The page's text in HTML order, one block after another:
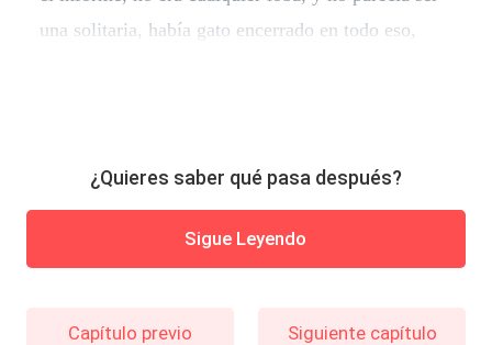
una solitaria, había gato encerrado en todo eso,
¿Quieres saber qué pasa después?
Sigue Leyendo
Capítulo previo Siguiente capítulo